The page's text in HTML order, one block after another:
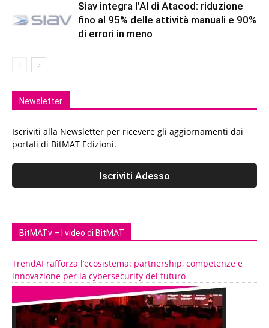
Siav integra l’AI di Atacod: riduzione
fino al 95% delle attività manuali e 90%
di errori in meno
Newsletter
Iscriviti alla Newsletter per ricevere gli aggiornamenti dai
portali di BitMAT Edizioni.
BitMATv – I video di BitMAT
TrendAI rafforza l’ecosistema: partnership, competenze e
innovazione per la cybersecurity del futuro